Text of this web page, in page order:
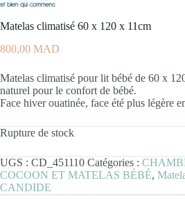
Matelas climatisé 60 x 120 x 11cm
800,00 MAD
Matelas climatisé pour lit bébé de 60 x
naturel pour le confort de bébé.
Face hiver ouatinée, face été plus légère
Rupture de stock
UGS : CD_451110 Catégories :
COCOON ET MATELAS BÉBÉ,
CANDIDE